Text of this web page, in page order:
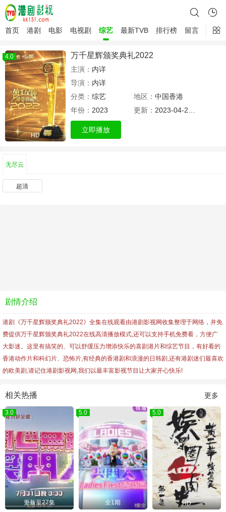
首页 港剧 电影 电视剧 综艺 最新TVB 排行榜 留言
4.0
HD
万千星辉颁奖典礼2022
主演： 内详
导演： 内详
分类： 综艺 地区： 中国香港
年份： 2023 更新： 2023-04-21 11:50
立即播放
无尽云
超清
剧情介绍
港剧《万千星辉颁奖典礼2022》全集在线观看由港剧影视网收集整理于网络，并免
费提供万千星辉颁奖典礼2022在线高清播放模式,还可以支持手机免费看，方便广
大影迷。这里有搞笑的、可以舒缓压力增添快乐的喜剧港片和综艺节目，有好看的
香港动作片和科幻片、恐怖片,有经典的香港剧和浪漫的日韩剧,还有港剧迷们最喜欢
的欧美剧,请记住港剧影视网,我们以最丰富影视节目让大家开心快乐!
相关热播 更多
3.0
更新至27集
5.0
全1期
5.0
HD